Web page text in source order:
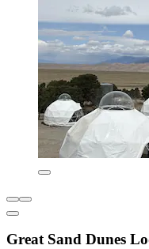
Great Sand Dunes